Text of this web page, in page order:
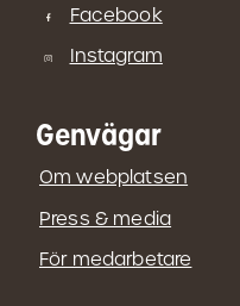
Facebook
Instagram
Genvägar
Om webplatsen
Press & media
För medarbetare